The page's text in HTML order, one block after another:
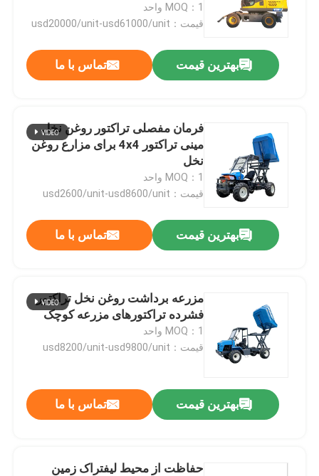
MOQ：1 واحد
قیمت：usd20000/unit-usd61000/unit
بهترین قیمت تماس با ما
فرمان مفصلی تراکتور روغن نخل
مینی تراکتور 4x4 برای مزارع روغن
نخل
MOQ：1 واحد
قیمت：usd2600/unit-usd8600/unit
بهترین قیمت تماس با ما
مزرعه برداشت روغن نخل تراکتور
فشرده تراکتورهای مزرعه کوچک
MOQ：1 واحد
قیمت：usd8200/unit-usd9800/unit
بهترین قیمت تماس با ما
حفاظت از محیط لیفتراک زمین